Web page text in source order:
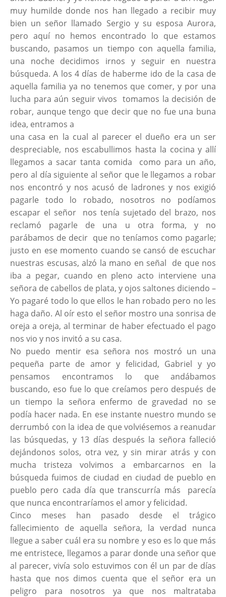
muy humilde donde nos han llegado a recibir muy
bien un señor llamado Sergio y su esposa Aurora,
pero aquí no hemos encontrado lo que estamos
buscando, pasamos un tiempo con aquella familia,
una noche decidimos irnos y seguir en nuestra
búsqueda. A los 4 días de haberme ido de la casa de
aquella familia ya no tenemos que comer, y por una
lucha para aún seguir vivos tomamos la decisión de
robar, aunque tengo que decir que no fue una buna
idea, entramos a
una casa en la cual al parecer el dueño era un ser
despreciable, nos escabullimos hasta la cocina y allí
llegamos a sacar tanta comida como para un año,
pero al día siguiente al señor que le llegamos a robar
nos encontró y nos acusó de ladrones y nos exigió
pagarle todo lo robado, nosotros no podíamos
escapar el señor nos tenía sujetado del brazo, nos
reclamó pagarle de una u otra forma, y no
parábamos de decir que no teníamos como pagarle;
justo en ese momento cuando se cansó de escuchar
nuestras escusas, alzó la mano en señal de que nos
iba a pegar, cuando en pleno acto interviene una
señora de cabellos de plata, y ojos saltones diciendo –
Yo pagaré todo lo que ellos le han robado pero no les
haga daño. Al oír esto el señor mostro una sonrisa de
oreja a oreja, al terminar de haber efectuado el pago
nos vio y nos invitó a su casa.
No puedo mentir esa señora nos mostró un una
pequeña parte de amor y felicidad, Gabriel y yo
pensamos encontramos lo que andábamos
buscando, eso fue lo que creíamos pero después de
un tiempo la señora enfermo de gravedad no se
podía hacer nada. En ese instante nuestro mundo se
derrumbó con la idea de que volviésemos a reanudar
las búsquedas, y 13 días después la señora falleció
dejándonos solos, otra vez, y sin mirar atrás y con
mucha tristeza volvimos a embarcarnos en la
búsqueda fuimos de ciudad en ciudad de pueblo en
pueblo pero cada día que transcurría más parecía
que nunca encontraríamos el amor y felicidad.
Cinco meses han pasado desde el trágico
fallecimiento de aquella señora, la verdad nunca
llegue a saber cuál era su nombre y eso es lo que más
me entristece, llegamos a parar donde una señor que
al parecer, vivía solo estuvimos con él un par de días
hasta que nos dimos cuenta que el señor era un
peligro para nosotros ya que nos maltrataba